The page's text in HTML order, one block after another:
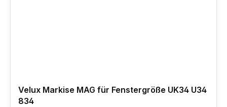
Velux Markise MAG für Fenstergröße UK34 U34
834